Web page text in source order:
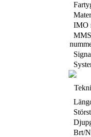
IMO
Brt/